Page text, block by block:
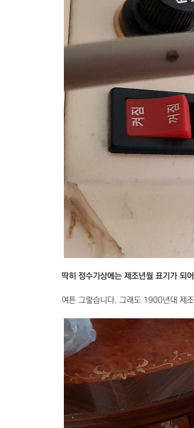
딱히 정수기상에는 제조년월 표기가 되
여튼 그렇습니다. 그래도 1900년대 제